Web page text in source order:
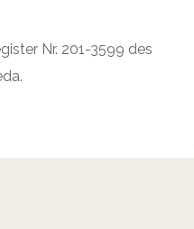
Nr. 201-3599 des